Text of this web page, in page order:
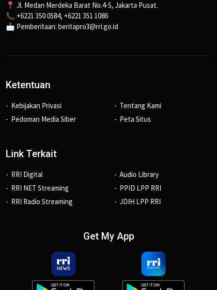
📍 Jl. Medan Merdeka Barat No.4-5, Jakarta Pusat.
📞 +6221 350 0584, +6221 351 1086
📩 Pemberitaan: beritapro3@rri.go.id
Ketentuan
Kebijakan Privasi
Pedoman Media Siber
Tentang Kami
Peta Situs
Link Terkait
RRI Digital
RRI NET Streaming
RRI Radio Streaming
Audio Library
PPID LPP RRI
JDIH LPP RRI
Get My App